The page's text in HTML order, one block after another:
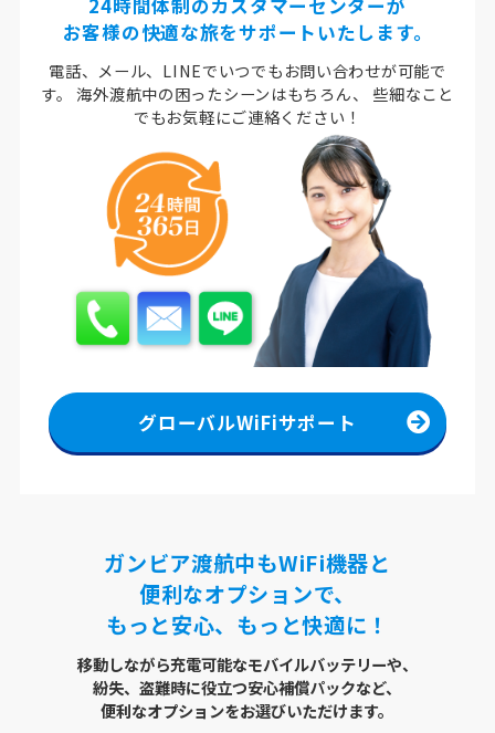
24時間体制のカスタマーセンターが
お客様の快適な旅をサポートいたします。
電話、メール、LINEでいつでもお問い合わせが可能で
す。
海外渡航中の困ったシーンはもちろん、
些細なこと
でもお気軽にご連絡ください！
グローバルWiFiサポート
ガンビア渡航中もWiFi機器と
便利なオプションで、
もっと安心、もっと快適に！
移動しながら充電可能なモバイルバッテリーや、
紛失、盗難時に役立つ安心補償パックなど、
便利なオプションをお選びいただけます。